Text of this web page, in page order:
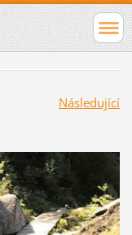
Následující